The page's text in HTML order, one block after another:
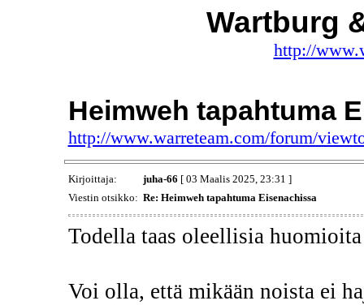
Wartburg
http://
Heimweh tapahtuma
http://www.warreteam.com/forum/
Kirjoittaja: juha-66 [ 03 Maalis 2025, 23:31 ]
Viestin otsikko: Re: Heimweh tapahtuma Eisenachissa
Todella taas oleellisia
Voi olla, että mikään noista ei